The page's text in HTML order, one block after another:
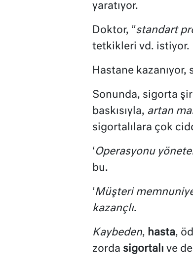
yaratıyor.
Doktor, “standart
tetkikleri vd. istiyor.
Hastane kazanıyor,
Sonunda, sigorta
baskısıyla, artan
sigortalılara çok
‘Operasyonu
bu.
‘Müşteri
kazançlı.
Kaybeden, hasta,
zorda sigortalı ve